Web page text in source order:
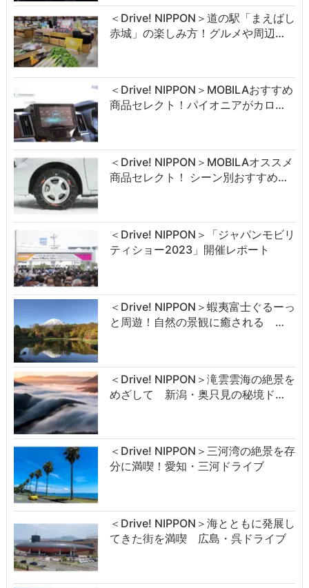
＜Drive! NIPPON＞道の駅「まえばし
赤城」の楽しみ方！グルメや周辺…
＜Drive! NIPPON＞MOBILAおすすめ
商品セレクト！パイオニアがカロ…
＜Drive! NIPPON＞MOBILAオススメ
商品セレクト！ シーン別おすすめ…
＜Drive! NIPPON＞「ジャパンモビリ
ティショー2023」開催レポート
＜Drive! NIPPON＞蝦夷富士ぐるーっ
と周遊！自然の景観に癒される …
＜Drive! NIPPON＞滝雲雲海の絶景を
めざして 新潟・奥只見の秘境ド…
＜Drive! NIPPON＞三河湾の絶景を存
分に満喫！愛知・三河ドライブ
＜Drive! NIPPON＞海とともに発展し
てきた街を満喫 広島・呉ドライブ